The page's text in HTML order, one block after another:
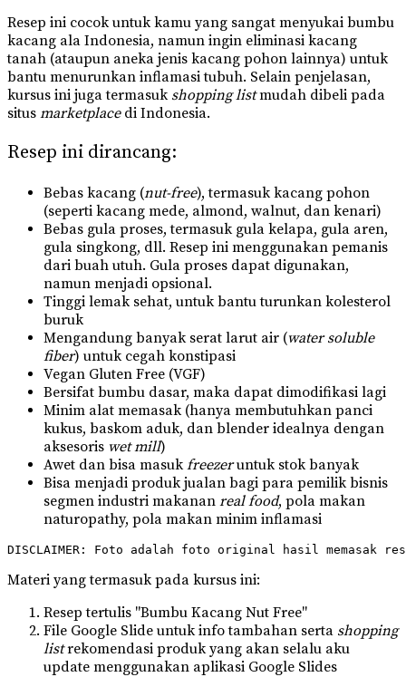
Resep ini cocok untuk kamu yang sangat menyukai bumbu
kacang ala Indonesia, namun ingin eliminasi kacang
tanah (ataupun aneka jenis kacang pohon lainnya) untuk
bantu menurunkan inflamasi tubuh. Selain penjelasan,
kursus ini juga termasuk shopping listmudah dibeli pada
situs marketplace di Indonesia.
Resep ini dirancang:
Bebas kacang (nut-free), termasuk kacang pohon
(seperti kacang mede, almond, walnut, dan kenari)
Bebas gula proses, termasuk gula kelapa, gula aren,
gula singkong, dll. Resep ini menggunakan pemanis
dari buah utuh. Gula proses dapat digunakan,
namun menjadi opsional.
Tinggi lemak sehat, untuk bantu turunkan kolesterol
buruk
Mengandung banyak serat larut air (water soluble
fiber) untuk cegah konstipasi
Vegan Gluten Free (VGF)
Bersifat bumbu dasar, maka dapat dimodifikasi lagi
Minim alat memasak (hanya membutuhkan panci
kukus, baskom aduk, dan blender idealnya dengan
aksesoris wet mill)
Awet dan bisa masukfreezeruntuk stok banyak
Bisa menjadi produk jualan bagi para pemilik bisnis
segmen industri makanan real food, pola makan
naturopathy, pola makan minim inflamasi
DISCLAIMER: Foto adalah foto original hasil memasak
Materi yang termasuk pada kursus ini:
Resep tertulis "Bumbu Kacang Nut Free"
File Google Slide untuk info tambahan serta shopping
listrekomendasi produk yang akan selalu aku
update menggunakan aplikasi Google Slides